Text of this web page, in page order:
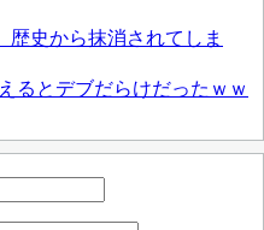
歴史から抹消されてしま
るとデブだらけだったｗｗ